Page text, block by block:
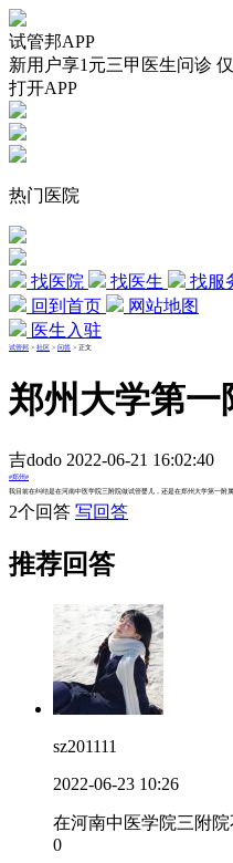
试管邦APP
新用户享1元三甲医生问诊
打开APP
热门医院
找医院 找医生 找服
回到首页
网站地图
医生入驻
试管邦 > 社区 > 问答 > 正文
郑州大学第一
吉dodo 2022-06-21 16:02:40
#郑州#
我目前在纠结是在河南中医学院三附院做试管婴儿，还是在郑州大学第一附
2个回答 写回答
推荐回答
sz201111
2022-06-23 10:26
在河南中医学院三附
0